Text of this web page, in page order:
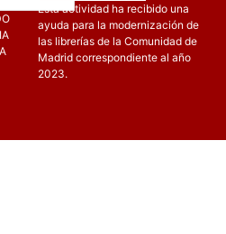
Esta actividad ha recibido una
ayuda para la modernización de
las librerías de la Comunidad de
Madrid correspondiente al año
2023.